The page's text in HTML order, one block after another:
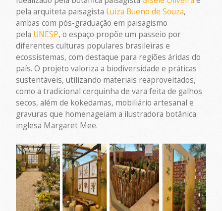
pela arquiteta paisagista Luiza Bueno de Souza,
ambas com pós-graduação em paisagismo
pela UNESP, o espaço propõe um passeio por
diferentes culturas populares brasileiras e
ecossistemas, com destaque para regiões áridas do
país. O projeto valoriza a biodiversidade e práticas
sustentáveis, utilizando materiais reaproveitados,
como a tradicional cerquinha de vara feita de galhos
secos, além de kokedamas, mobiliário artesanal e
gravuras que homenageiam a ilustradora botânica
inglesa Margaret Mee.